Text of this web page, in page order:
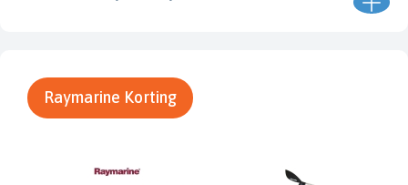
Raymarine Korting